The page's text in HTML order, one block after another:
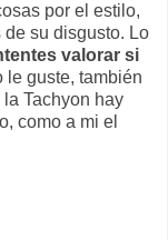
por el estilo,
su disgusto. Lo
valorar si
le guste, también
Tachyon hay
como a mi el